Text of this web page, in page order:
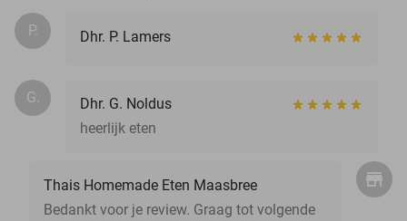
P. Dhr. P. Lamers
G.
Dhr. G. Noldus
heerlijk eten
Thais Homemade Eten Maasbree
Bedankt voor je review. Graag tot volgende